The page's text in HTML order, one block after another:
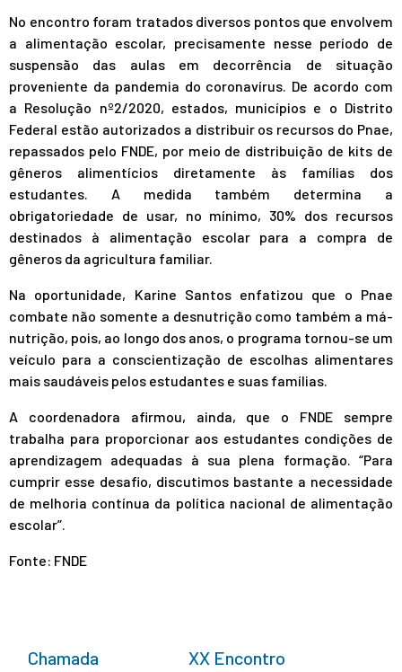
No encontro foram tratados diversos pontos que envolvem
a alimentação escolar, precisamente nesse período de
suspensão das aulas em decorrência de situação
proveniente da pandemia do coronavírus. De acordo com
a Resolução nº2/2020, estados, municípios e o Distrito
Federal estão autorizados a distribuir os recursos do Pnae,
repassados pelo FNDE, por meio de distribuição de kits de
gêneros alimentícios diretamente às famílias dos
estudantes. A medida também determina a
obrigatoriedade de usar, no mínimo, 30% dos recursos
destinados à alimentação escolar para a compra de
gêneros da agricultura familiar.
Na oportunidade, Karine Santos enfatizou que o Pnae
combate não somente a desnutrição como também a má-
nutrição, pois, ao longo dos anos, o programa tornou-se um
veículo para a conscientização de escolhas alimentares
mais saudáveis pelos estudantes e suas famílias.
A coordenadora afirmou, ainda, que o FNDE sempre
trabalha para proporcionar aos estudantes condições de
aprendizagem adequadas à sua plena formação. “Para
cumprir esse desafio, discutimos bastante a necessidade
de melhoria contínua da política nacional de alimentação
escolar”.
Fonte: FNDE
Chamada
XX Encontro